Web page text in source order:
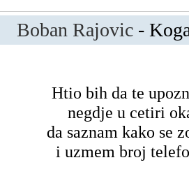
Boban Rajovic-
Htio bih da te
negdje u cetiri
da saznam kako se
i uzmem broj